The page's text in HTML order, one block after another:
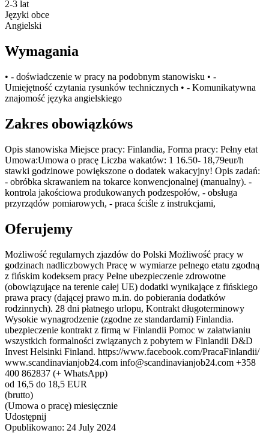
2-3 lat
Języki obce
Angielski
Wymagania
• - doświadczenie w pracy na podobnym stanowisku • -
Umiejętność czytania rysunków technicznych • - Komunikatywna
znajomość języka angielskiego
Zakres obowiązkóws
Opis stanowiska Miejsce pracy: Finlandia, Forma pracy: Pełny etat
Umowa:Umowa o pracę Liczba wakatów: 1 16.50- 18,79eur/h
stawki godzinowe powiększone o dodatek wakacyjny! Opis zadań:
- obróbka skrawaniem na tokarce konwencjonalnej (manualny). -
kontrola jakościowa produkowanych podzespołów, - obsługa
przyrządów pomiarowych, - praca ściśle z instrukcjami,
Oferujemy
Możliwość regularnych zjazdów do Polski Możliwość pracy w
godzinach nadliczbowych Pracę w wymiarze pelnego etatu zgodną
z fińskim kodeksem pracy Pełne ubezpieczenie zdrowotne
(obowiązujące na terenie całej UE) dodatki wynikające z fińskiego
prawa pracy (dającej prawo m.in. do pobierania dodatków
rodzinnych). 28 dni płatnego urlopu, Kontrakt długoterminowy
Wysokie wynagrodzenie (zgodne ze standardami) Finlandia.
ubezpieczenie kontrakt z firmą w Finlandii Pomoc w załatwianiu
wszystkich formalności związanych z pobytem w Finlandii D&D
Invest Helsinki Finland. https://www.facebook.com/PracaFinlandii/
www.scandinavianjob24.com info@scandinavianjob24.com +358
400 862837 (+ WhatsApp)
od 16,5 do 18,5 EUR
(brutto)
(Umowa o pracę) miesięcznie
Udostępnij
Opublikowano: 24 July 2024